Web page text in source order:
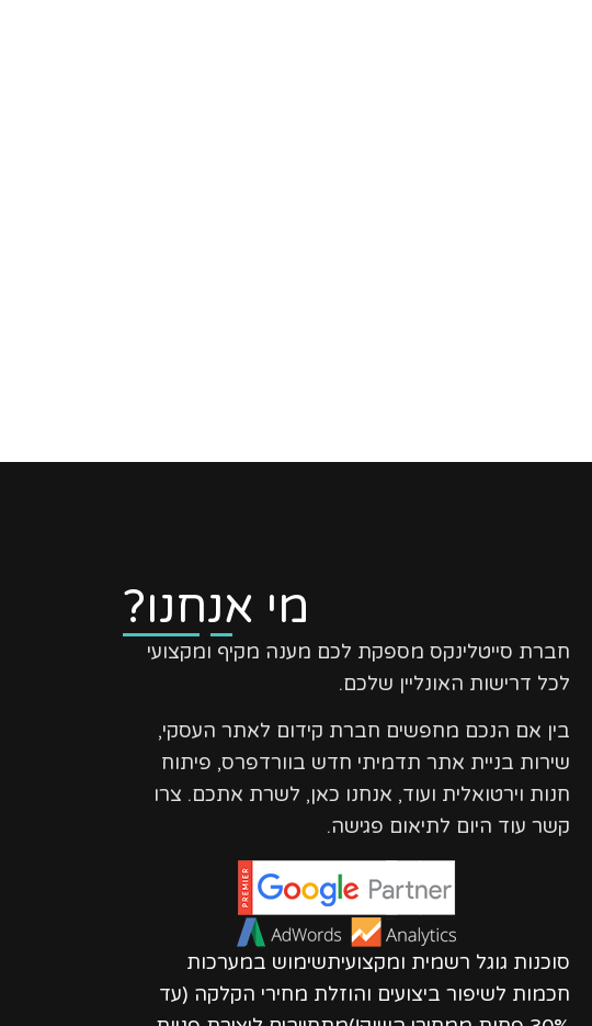
מי אנחנו?
חברת סייטלינקס מספקת לכם מענה מקיף ומקצועי
לכל דרישות האונליין שלכם.
בין אם הנכם מחפשים חברת קידום לאתר העסקי,
שירות בניית אתר תדמיתי חדש בוורדפרס, פיתוח
חנות וירטואלית ועוד, אנחנו כאן, לשרת אתכם. צרו
קשר עוד היום לתיאום פגישה.
סוכנות גוגל רשמית ומקצועיתשימוש במערכות
חכמות לשיפור ביצועים והוזלת מחירי הקלקה (עד